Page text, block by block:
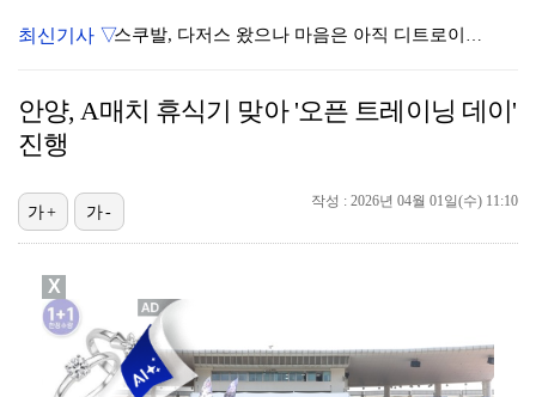
스쿠발, 다저스 왔으나 마음은 아직 디트로이트에…"다시…
[ST포토] 홍진영2, 버디 성공
'김부장' 시즌2 흥행 잇는다…판타지오, IP 제작·매…
[ST포토] 박현경, 생각보다 어렵네
[ST포토] 김민선7, 라인 확인
[ST포토] 박현경, 멀리가자
최신기사 ▽
안양, A매치 휴식기 맞아 '오픈 트레이닝 데이'
진행
작성 : 2026년 04월 01일(수) 11:10
가+ 가-
X